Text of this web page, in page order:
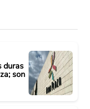
duras
son